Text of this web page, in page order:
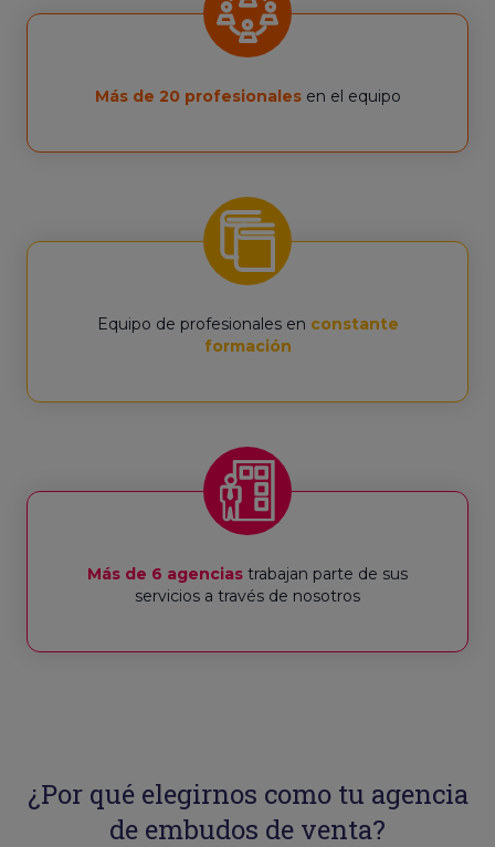
Más de 20 profesionales en el equipo
Equipo de profesionales en constante
formación
Más de 6 agencias trabajan parte de sus
servicios a través de nosotros
¿Por qué elegirnos como tu agencia
de embudos de venta?